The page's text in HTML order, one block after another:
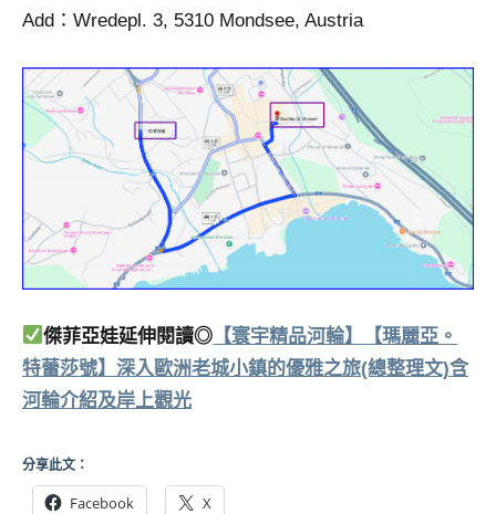
Add：Wredepl. 3, 5310 Mondsee, Austria
傑菲亞娃延伸閱讀◎ 【寰宇精品河輪】【瑪麗亞。
特蕾莎號】深入歐洲老城小鎮的優雅之旅(總整理文)含
河輪介紹及岸上觀光
分享此文：
Facebook X